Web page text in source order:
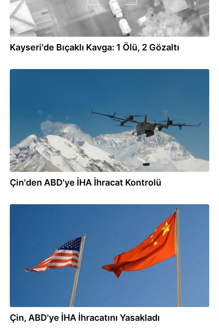
Kayseri'de Bıçaklı Kavga: 1 Ölü, 2 Gözaltı
Çin'den ABD'ye İHA İhracat Kontrolü
Çin, ABD'ye İHA İhracatını Yasakladı